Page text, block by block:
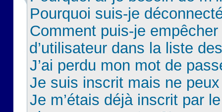
Pourquoi suis-je
Comment puis-je
d’utilisateur dans la liste
J’ai perdu mon mot de
Je suis inscrit mais ne
Je m’étais déjà inscrit par